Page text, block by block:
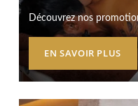
Découvrez nos
EN SAVOIR PLUS